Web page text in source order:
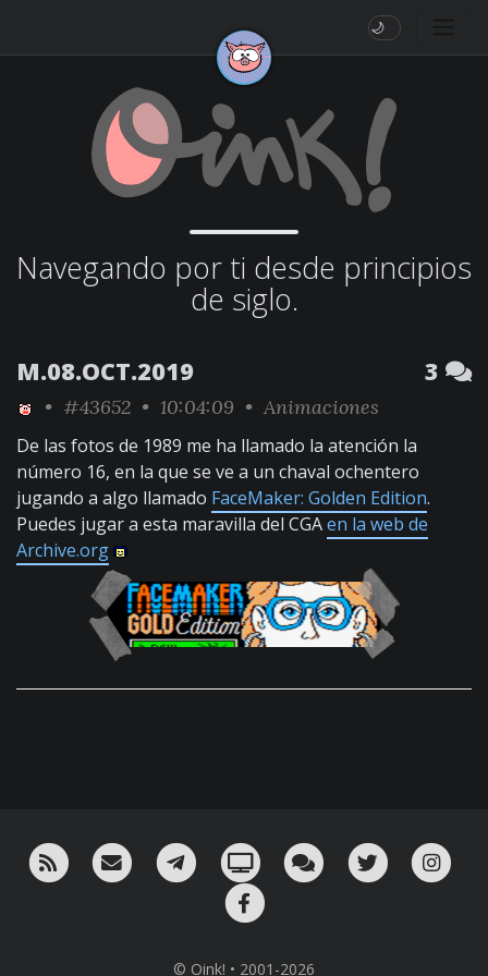
🌙
Navegando por ti desde principios
de siglo.
M.08.OCT.2019 3
• #43652 • 10:04:09 • Animaciones
De las fotos de 1989 me ha llamado la atención la
número 16, en la que se ve a un chaval ochentero
jugando a algo llamado FaceMaker: Golden Edition.
Puedes jugar a esta maravilla del CGAen la web de
Archive.org
RSS ¡Mándame un email!¡Nuestro canal en Telegram!
Oink! TV Charla con nosotros
Twitter
© Oink! • 2001-2026